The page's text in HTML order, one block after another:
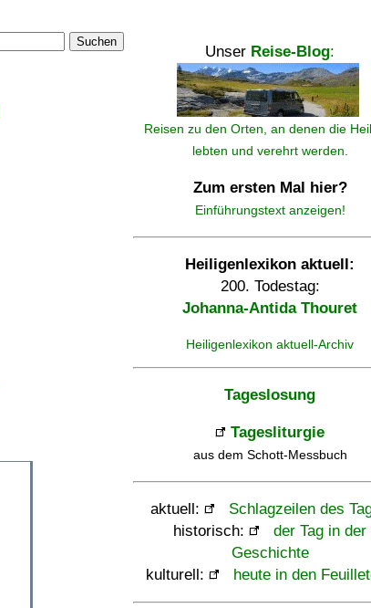
Suchen
Unser Reise-Blog:
Reisen zu den Orten, an denen die
lebten und verehrt werden.
Zum ersten Mal hier?
Einführungstext anzeigen!
Heiligenlexikon aktuell:
200. Todestag:
Johanna-Antida Thouret
Heiligenlexikon aktuell-Archiv
Tageslosung
Tagesliturgie
aus dem Schott-Messbuch
aktuell:
Schlagzeilen des
historisch:
der Tag in der
Geschichte
kulturell:
heute in den